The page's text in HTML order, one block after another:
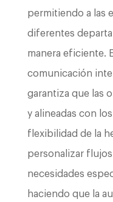
permitiendo a las
diferentes
manera eficiente.
comunicación
garantiza que las
y alineadas con
flexibilidad de la
personalizar
necesidades
haciendo que la